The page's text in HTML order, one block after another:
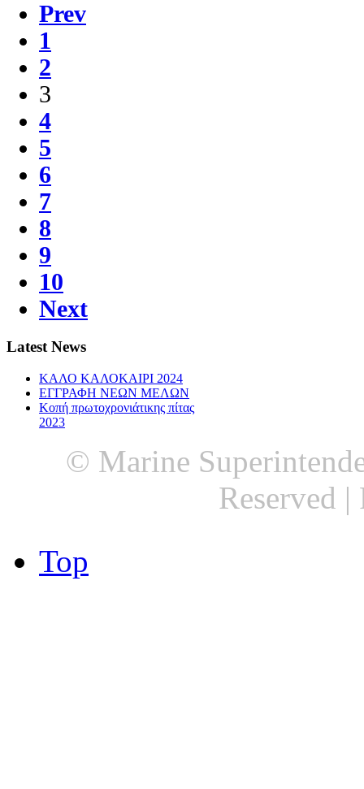
Prev
1
2
3
4
5
6
7
8
9
10
Next
Latest News
ΚΑΛΟ ΚΑΛΟΚΑΙΡΙ 2024
ΕΓΓΡΑΦΗ ΝΕΩΝ ΜΕΛΩΝ
Κοπή πρωτοχρονιάτικης πίτας
2023
© Marine
Reserved
Top